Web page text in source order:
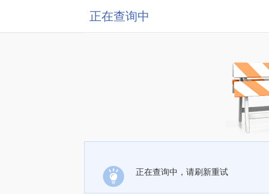
正在查询中
正在查询中，请刷新重试